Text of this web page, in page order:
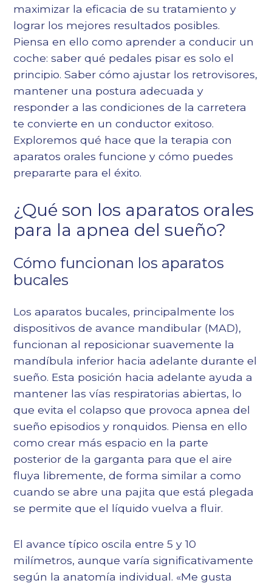
maximizar la eficacia de su tratamiento y
lograr los mejores resultados posibles.
Piensa en ello como aprender a conducir un
coche: saber qué pedales pisar es solo el
principio. Saber cómo ajustar los retrovisores,
mantener una postura adecuada y
responder a las condiciones de la carretera
te convierte en un conductor exitoso.
Exploremos qué hace que la terapia con
aparatos orales funcione y cómo puedes
prepararte para el éxito.
¿Qué son los aparatos orales
para la apnea del sueño?
Cómo funcionan los aparatos
bucales
Los aparatos bucales, principalmente los
dispositivos de avance mandibular (MAD),
funcionan al reposicionar suavemente la
mandíbula inferior hacia adelante durante el
sueño. Esta posición hacia adelante ayuda a
mantener las vías respiratorias abiertas, lo
que evita el colapso que provocaapnea del
sueño episodios y ronquidos. Piensa en ello
como crear más espacio en la parte
posterior de la garganta para que el aire
fluya libremente, de forma similar a como
cuando se abre una pajita que está plegada
se permite que el líquido vuelva a fluir.
El avance típico oscila entre 5 y 10
milímetros, aunque varía significativamente
según la anatomía individual. «Me gusta